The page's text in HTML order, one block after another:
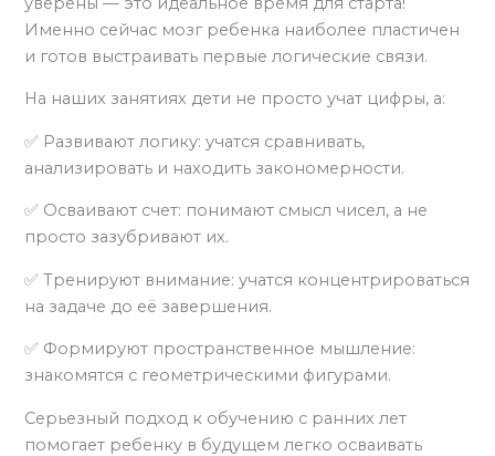
Именно сейчас мозг ребенка наиболее пластичен
и готов выстраивать первые логические связи.
На наших занятиях дети не просто учат цифры, а:
✅ Развивают логику: учатся сравнивать,
анализировать и находить закономерности.
✅ Осваивают счет: понимают смысл чисел, а не
просто зазубривают их.
✅ Тренируют внимание: учатся концентрироваться
на задаче до её завершения.
✅ Формируют пространственное мышление:
знакомятся с геометрическими фигурами.
Серьезный подход к обучению с ранних лет
помогает ребенку в будущем легко осваивать